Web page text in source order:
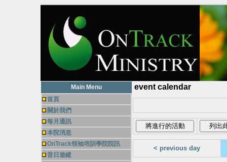
Main Menu
首頁
關於我們
每月通訊
本院消息
OnTrack領袖培訓學院院訊
昔日遊縱
event calendar
< previous day